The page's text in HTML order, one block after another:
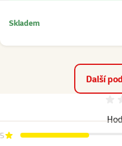
Skladem
Další
5